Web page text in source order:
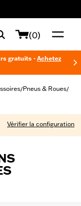
(0)
gratuits - Achetez
/Pneus & Roues/
Vérifier la configuration